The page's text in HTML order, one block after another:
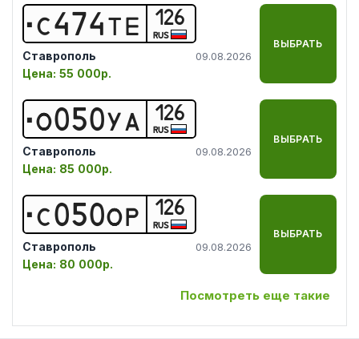
С474ТЕ 126
RUS
Ставрополь 09.08.2026
Цена: 55 000р.
ВЫБРАТЬ
О050У А 126
RUS
Ставрополь 09.08.2026
Цена: 85 000р.
ВЫБРАТЬ
С050ОР 126
RUS
Ставрополь 09.08.2026
Цена: 80 000р.
ВЫБРАТЬ
Посмотреть еще такие